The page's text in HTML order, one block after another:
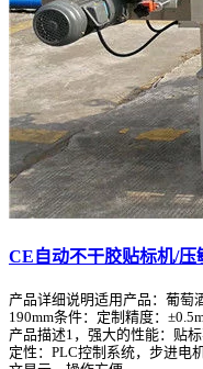
CE自动不干胶贴标机/压
产品详细说明适用产品：葡萄
190mm条件：定制精度：
产品描述1，强大的性能：贴
定性：PLC控制系统，步进电